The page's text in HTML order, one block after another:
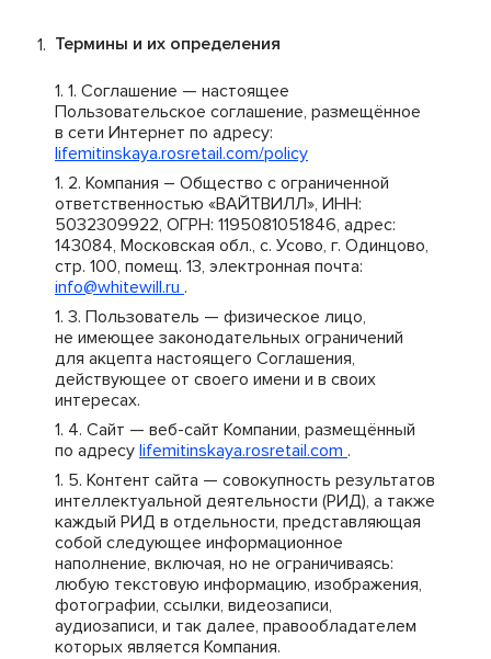
Термины и их определения
Соглашение — настоящее
Пользовательское соглашение, размещённое
в сети Интернет по адресу:
lifemitinskaya.rosretail.com/policy
Компания – Общество с ограниченной
ответственностью «ВАЙТВИЛЛ», ИНН:
5032309922, ОГРН: 1195081051846, адрес:
143084, Московская обл., с. Усово, г. Одинцово,
стр. 100, помещ. 13, электронная почта:
info@whitewill.ru .
Пользователь — физическое лицо,
не имеющее законодательных ограничений
для акцепта настоящего Соглашения,
действующее от своего имени и в своих
интересах.
Сайт — веб-сайт Компании, размещённый
по адресу lifemitinskaya.rosretail.com .
Контент сайта — совокупность результатов
интеллектуальной деятельности (РИД), а также
каждый РИД в отдельности, представляющая
собой следующее информационное
наполнение, включая, но не ограничиваясь:
любую текстовую информацию, изображения,
фотографии, ссылки, видеозаписи,
аудиозаписи, и так далее, правообладателем
которых является Компания.